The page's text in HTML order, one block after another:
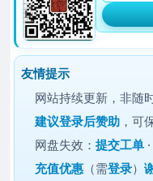
友情提示
网站持续更新，非随
建议登录后赞助 ，可
网盘失效：提交工单
充值优惠 （需登录）